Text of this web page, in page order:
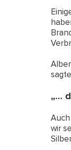
„...
wir